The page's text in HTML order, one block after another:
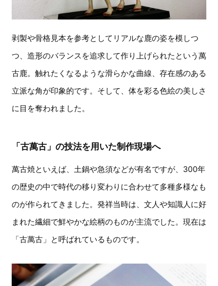
剥製や骨格見本を参考としてリアルな鹿の姿を模しつ
つ、造形のバランスを追求して作り上げられたという萬
古鹿。触れたくなるような滑らかな曲線、存在感のある
立派な角が印象的です。そして、体を彩る色絵の美しさ
に目を奪われました。
「古萬古」の技法を用いた制作現場へ
萬古焼といえば、土鍋や急須などが有名ですが、300年
の歴史の中で時代の移り変わりに合わせて多種多様なも
のが作られてきました。発祥当時は、文人や知識人に好
まれた繊細で鮮やかな絵柄のものが主流でした。現在は
「古萬古」と呼ばれているものです。